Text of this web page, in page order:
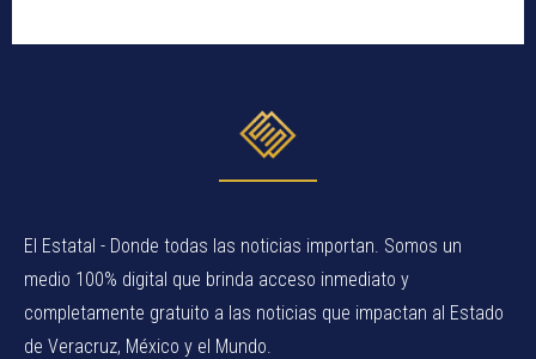
El Estatal - Donde todas las noticias importan. Somos un
medio 100% digital que brinda acceso inmediato y
completamente gratuito a las noticias que impactan al Estado
de Veracruz, México y el Mundo.